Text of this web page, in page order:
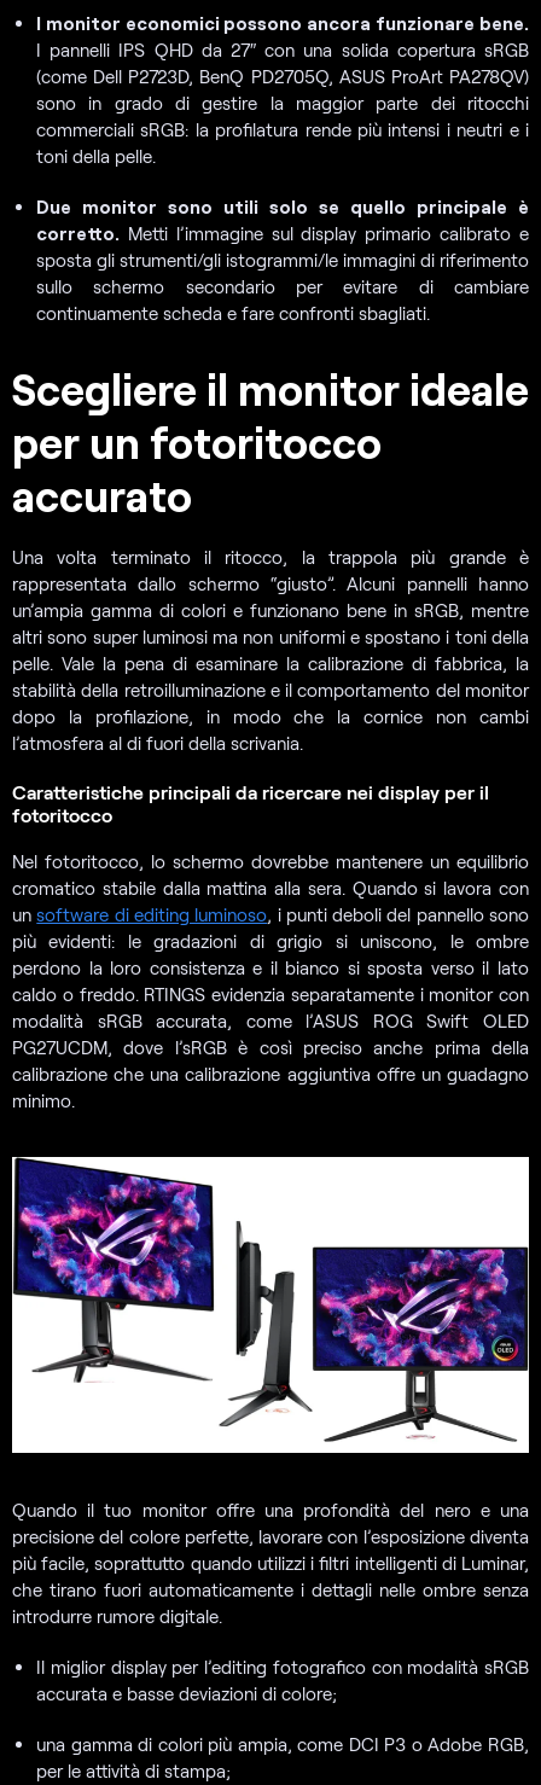
I monitor economici possono ancora funzionare bene.
I pannelli IPS QHD da 27″ con una solida copertura sRGB
(come Dell P2723D, BenQ PD2705Q, ASUS ProArt PA278QV)
sono in grado di gestire la maggior parte dei ritocchi
commerciali sRGB: la profilatura rende più intensi i neutri e i
toni della pelle.
Due monitor sono utili solo se quello principale è
corretto. Metti l’immagine sul display primario calibrato e
sposta gli strumenti/gli istogrammi/le immagini di riferimento
sullo schermo secondario per evitare di cambiare
continuamente scheda e fare confronti sbagliati.
Scegliere il monitor ideale
per un fotoritocco
accurato
Una volta terminato il ritocco, la trappola più grande è
rappresentata dallo schermo “giusto”. Alcuni pannelli hanno
un’ampia gamma di colori e funzionano bene in sRGB, mentre
altri sono super luminosi ma non uniformi e spostano i toni della
pelle. Vale la pena di esaminare la calibrazione di fabbrica, la
stabilità della retroilluminazione e il comportamento del monitor
dopo la profilazione, in modo che la cornice non cambi
l’atmosfera al di fuori della scrivania.
Caratteristiche principali da ricercare nei display per il
fotoritocco
Nel fotoritocco, lo schermo dovrebbe mantenere un equilibrio
cromatico stabile dalla mattina alla sera. Quando si lavora con
unsoftware di editing luminoso, i punti deboli del pannello sono
più evidenti: le gradazioni di grigio si uniscono, le ombre
perdono la loro consistenza e il bianco si sposta verso il lato
caldo o freddo. RTINGS evidenzia separatamente i monitor con
modalità sRGB accurata, come l’ASUS ROG Swift OLED
PG27UCDM, dove l’sRGB è così preciso anche prima della
calibrazione che una calibrazione aggiuntiva offre un guadagno
minimo.
Quando il tuo monitor offre una profondità del nero e una
precisione del colore perfette, lavorare con l’esposizione diventa
più facile, soprattutto quando utilizzi i filtri intelligenti di Luminar,
che tirano fuori automaticamente i dettagli nelle ombre senza
introdurre rumore digitale.
Il miglior display per l’editing fotografico con modalità sRGB
accurata e basse deviazioni di colore;
una gamma di colori più ampia, come DCI P3 o Adobe RGB,
per le attività di stampa;